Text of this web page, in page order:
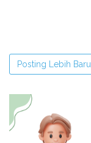
Posting Lebih Baru